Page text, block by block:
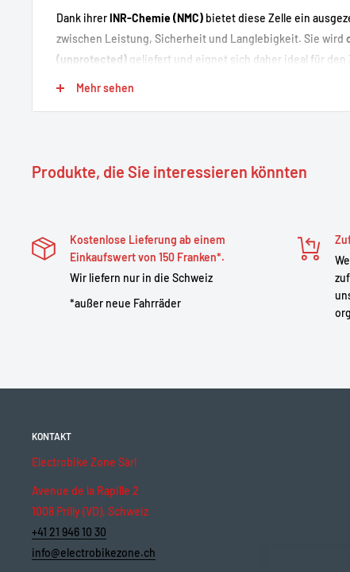
Dank ihrerINR-Chemie (NMC) bietet diese Zelle ein
zwischen Leistung, Sicherheit und Langlebigkeit. Sie wird
(unprotected) geliefert und eignet sich daher ideal für den
Sehr hohe Kapazität von5330 mAh, ideal für maximale
Rohzelle (Flat-Top): ideal für maßgeschneiderte
Vielseitige Lösung für Powerbanks, E-Bike-Akkus,
Mindestkapazität
Nennspannung
Maximale Lastspannung
Mehr sehen
Produkte, die Sie interessieren könnten
Kostenlose Lieferung ab einem
Einkaufswert von 150 Franken*.
Wir liefern nur in die Schweiz
*außer neue Fahrräder
KONTAKT
Electrobike Zone Sàrl
Avenue de la Rapille 2
1008 Prilly (VD), Schweiz
+41 21 946 10 30
info@electrobikezone.ch